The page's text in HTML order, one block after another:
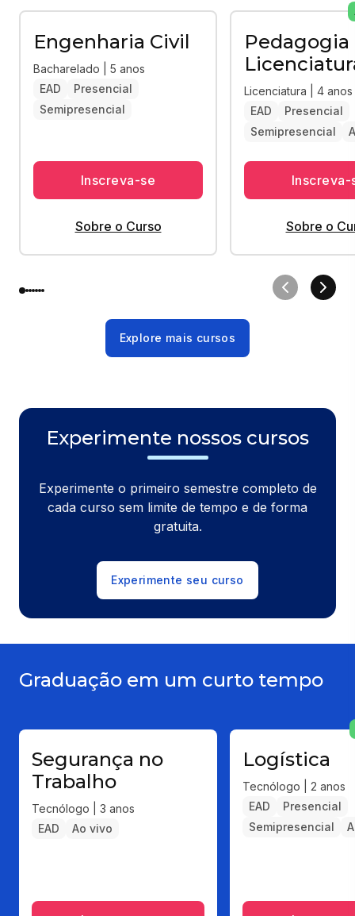
Engenharia Civil
Bacharelado | 5 anos
EAD
Presencial
Semipresencial
Inscreva-se
Sobre o Curso
Pedagogia
Licenciatura | 4 anos
EAD
Presencial
Semipresencial
Inscreva-
Sobre o
Explore mais cursos
Experimente nossos cursos
Experimente o primeiro semestre completo de
cada curso sem limite de tempo e de forma
gratuita.
Experimente seu curso
Graduação em um curto tempo
Segurança no
Trabalho
Tecnólogo | 3 anos
EAD
Ao vivo
Logística
Tecnólogo | 2 anos
EAD
Presencial
Semipresencial